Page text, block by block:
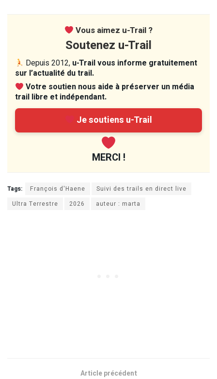
Vous aimez u-Trail ?
Soutenez u-Trail
Depuis 2012, u-Trail vous informe gratuitement
sur l’actualité du trail.
Votre soutien nous aide à préserver un média
trail libre et indépendant.
Je soutiens u-Trail
MERCI !
Tags: François d'Haene
Suivi des trails en direct live
Ultra Terrestre
2026 auteur : marta
Article précédent